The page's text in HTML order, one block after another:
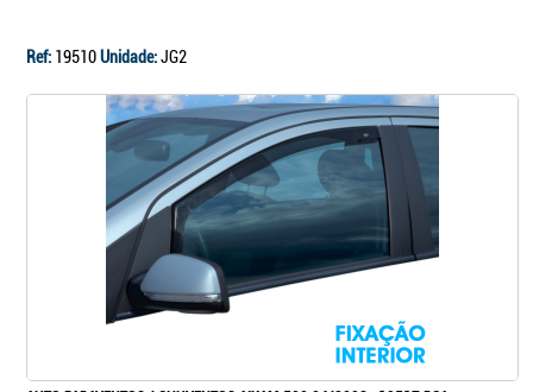
Ref: 19510Unidade:JG2